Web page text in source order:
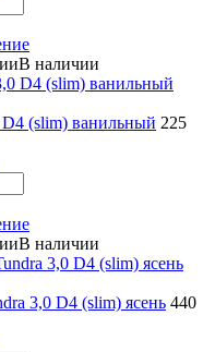
В наличии
(slim) ванильный 225
В наличии
3,0 D4 (slim) ясень 440